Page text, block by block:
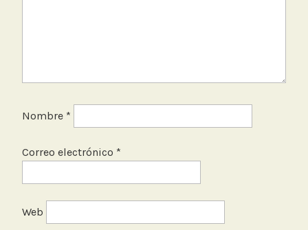
Nombre *
Correo electrónico *
Web